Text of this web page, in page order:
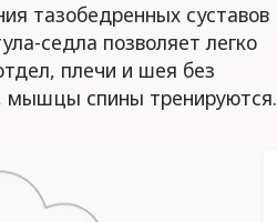
тазобедренных суставов
седла позволяет легко
плечи и шея без
мышцы спины тренируются.